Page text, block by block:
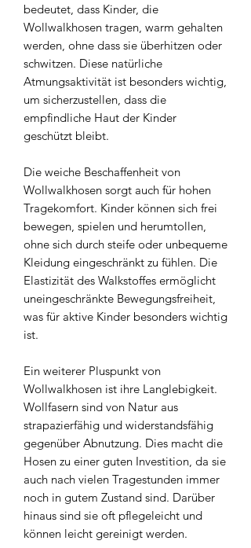
bedeutet, dass Kinder, die
Wollwalkhosen tragen, warm gehalten
werden, ohne dass sie überhitzen oder
schwitzen. Diese natürliche
Atmungsaktivität ist besonders wichtig,
um sicherzustellen, dass die
empfindliche Haut der Kinder
geschützt bleibt.
Die weiche Beschaffenheit von
Wollwalkhosen sorgt auch für hohen
Tragekomfort. Kinder können sich frei
bewegen, spielen und herumtollen,
ohne sich durch steife oder unbequeme
Kleidung eingeschränkt zu fühlen. Die
Elastizität des Walkstoffes ermöglicht
uneingeschränkte Bewegungsfreiheit,
was für aktive Kinder besonders wichtig
ist.
Ein weiterer Pluspunkt von
Wollwalkhosen ist ihre Langlebigkeit.
Wollfasern sind von Natur aus
strapazierfähig und widerstandsfähig
gegenüber Abnutzung. Dies macht die
Hosen zu einer guten Investition, da sie
auch nach vielen Tragestunden immer
noch in gutem Zustand sind. Darüber
hinaus sind sie oft pflegeleicht und
können leicht gereinigt werden.